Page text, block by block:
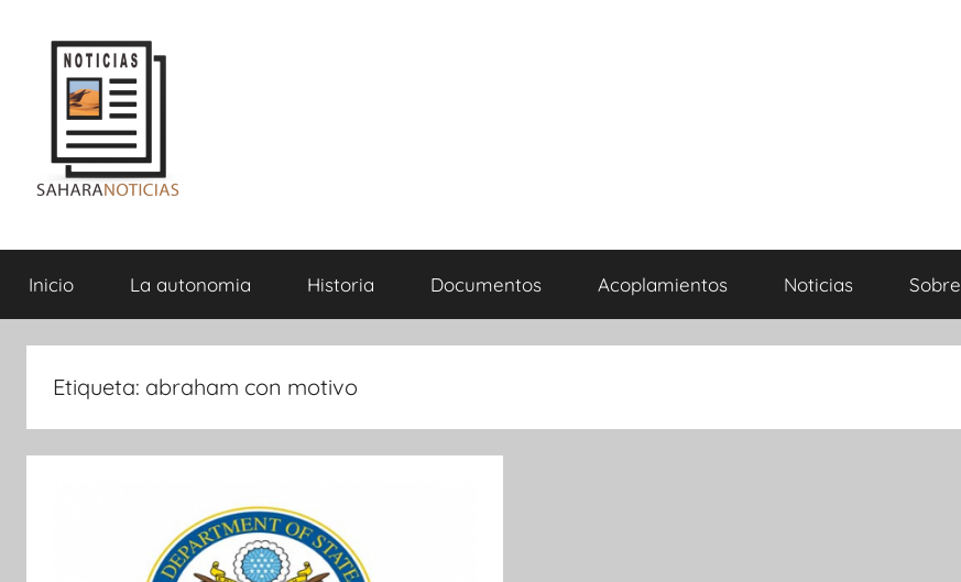
contenido
Sahara
Noticias
Inicio La autonomia Historia Documentos Acoplamientos Noticias Sobre
Etiqueta: abraham con motivo